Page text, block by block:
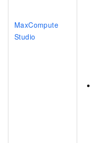
MaxCompute
Studio